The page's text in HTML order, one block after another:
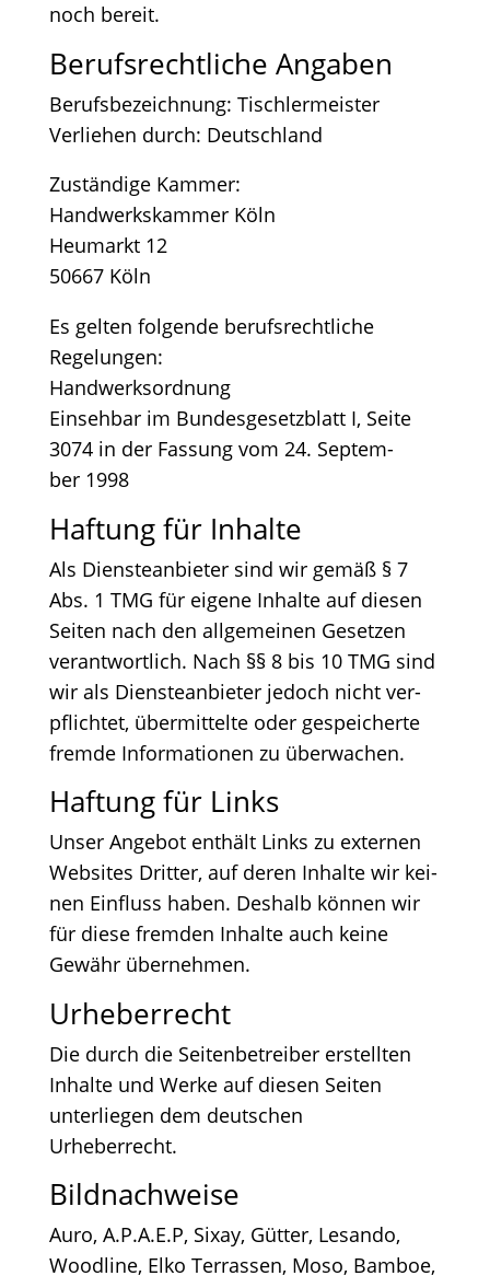
noch bereit.
Berufs­recht­li­che Angaben
Berufs­be­zeich­nung: Tischlermeister
Ver­lie­hen durch: Deutschland
Zustän­di­ge Kammer:
Hand­werks­kam­mer Köln
Heu­markt 12
50667 Köln
Es gel­ten fol­gen­de berufs­recht­li­che
Regelungen:
Handwerksordnung
Ein­seh­bar im Bun­des­ge­setz­blatt I, Sei­te
3074 in der Fas­sung vom 24. Sep­tem­
ber 1998
Haf­tung für Inhalte
Als Diens­te­an­bie­ter sind wir gemäß § 7
Abs. 1 TMG für eige­ne Inhal­te auf die­sen
Sei­ten nach den all­ge­mei­nen Geset­zen
ver­ant­wort­lich. Nach §§ 8 bis 10 TMG sind
wir als Diens­te­an­bie­ter jedoch nicht ver­
pflich­tet, über­mit­tel­te oder gespei­cher­te
frem­de Infor­ma­tio­nen zu überwachen.
Haf­tung für Links
Unser Ange­bot ent­hält Links zu exter­nen
Web­sites Drit­ter, auf deren Inhal­te wir kei­
nen Ein­fluss haben. Des­halb kön­nen wir
für die­se frem­den Inhal­te auch kei­ne
Gewähr übernehmen.
Urhe­ber­recht
Die durch die Sei­ten­be­trei­ber erstell­ten
Inhal­te und Wer­ke auf die­sen Sei­ten
unter­lie­gen dem deut­schen
Urheberrecht.
Bild­nach­wei­se
Auro, A.P.A.E.P, Six­ay, Güt­ter, Lesan­do,
Wood­li­ne, Elko Ter­ras­sen, Moso, Bam­boe,